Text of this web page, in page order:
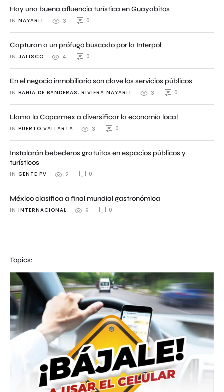
Hay una buena afluencia turística en Guayabitos
IN NAYARIT 3 0
Capturan a un prófugo buscado por la Interpol
IN JALISCO 4 0
En el negocio inmobiliario son clave los servicios públicos
IN BAHÍA DE BANDERAS, RIVIERA NAYARIT 3 0
Llama la Coparmex a diversificar la economía local
IN PUERTO VALLARTA 3 0
Instalarán bebederos gratuitos en espacios públicos y
turísticos
IN GENTE PV 2 0
México clasifica a final mundial gastronómica
IN INTERNACIONAL 6 0
Topics: